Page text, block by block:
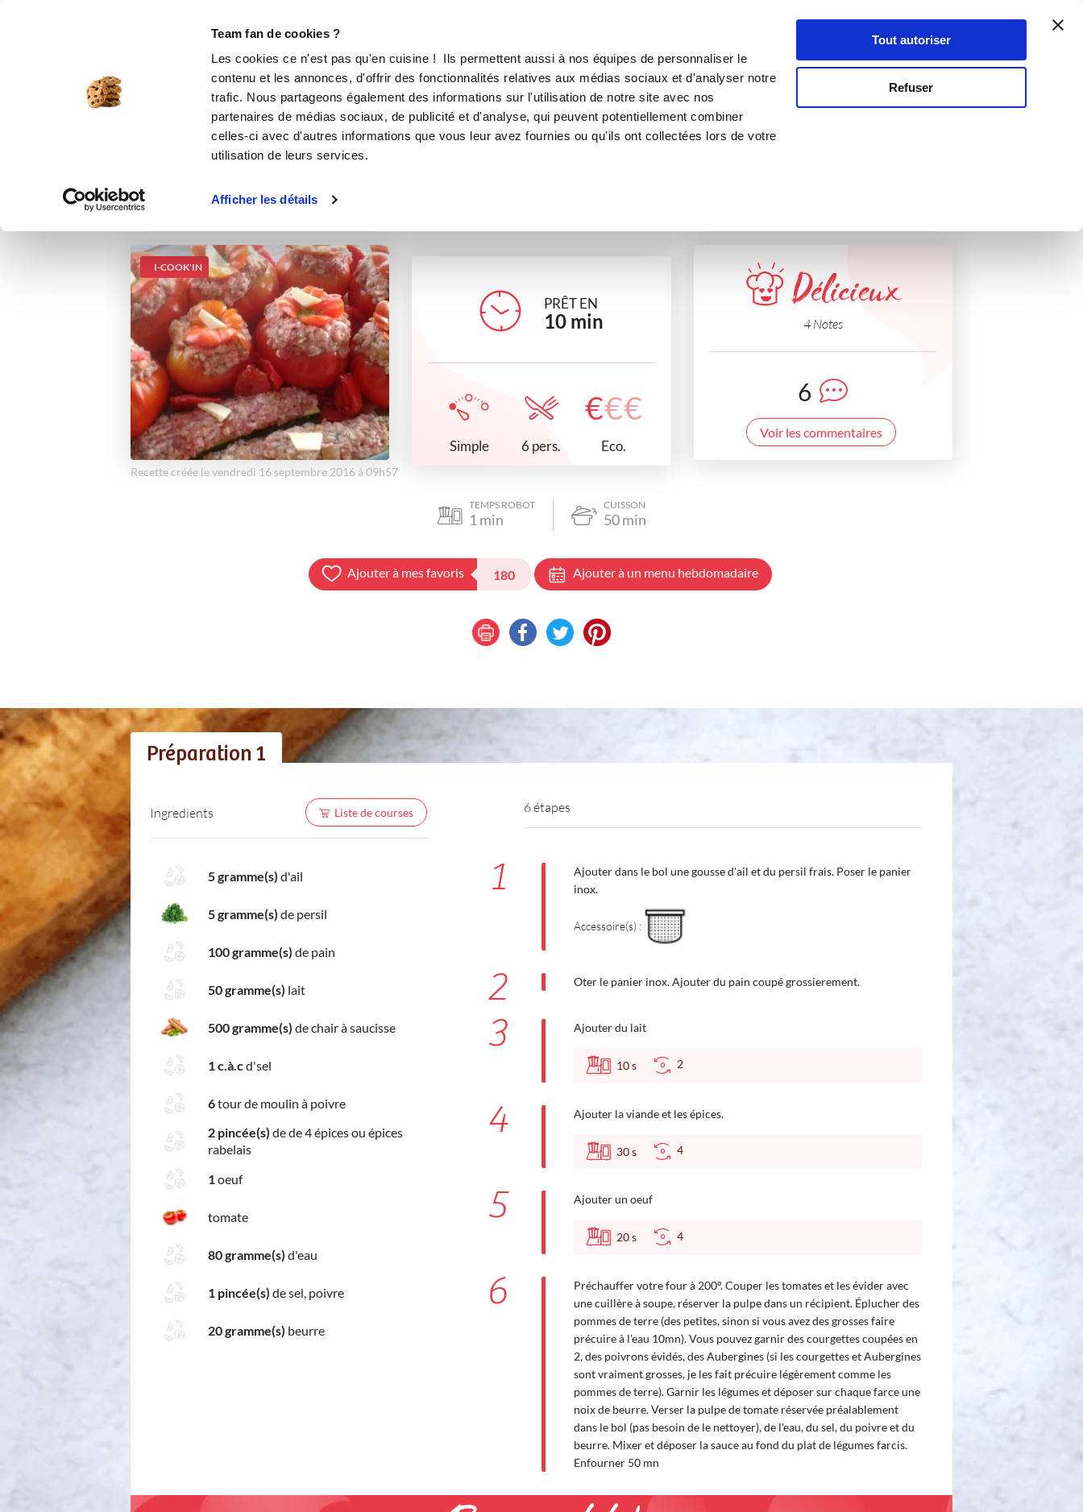
Team fan de cookies ?
Les cookies ce n'est pas qu'en cuisine ! Ils permettent aussi à nos équipes de personnaliser le
contenu et les annonces, d'offrir des fonctionnalités relatives aux médias sociaux et d'analyser notre
trafic. Nous partageons également des informations sur l'utilisation de notre site avec nos
partenaires de médias sociaux, de publicité et d'analyse, qui peuvent potentiellement combiner
celles-ci avec d'autres informations que vous leur avez fournies ou qu'ils ont collectées lors de votre
utilisation de leurs services.
Afficher les détails
Tout autoriser
Refuser
Se connecter
Farce pour légumes
plats
I-COOK'IN
Recette créée le vendredi 16 septembre 2016 à 09h57
PRÊT EN
10 min
Simple 6 pers.
€€€
Eco.
Délicieux
4 Notes
6
Voir les commentaires
TEMPS ROBOT
1 min
CUISSON
50min
Ajouter à mes favoris 180 Ajouter à un menu hebdomadaire
Préparation 1
Ingredients Liste de courses
5 gramme(s) d'ail
5 gramme(s) de persil
100 gramme(s) de pain
50 gramme(s) lait
500 gramme(s) de chair à saucisse
1 c.à.c d'sel
6tour de moulin à poivre
2 pincée(s) de de 4 épices ou épices
rabelais
1 oeuf
tomate
80 gramme(s) d'eau
1 pincée(s) de sel, poivre
20 gramme(s) beurre
6 étapes
1
Ajouter dans le bol une gousse d'ail et du persil frais. Poser le panier
inox.
Accessoire(s) :
2 Oter le panier inox. Ajouter du pain coupé grossierement.
3 Ajouter du lait
10s 2
4 Ajouter la viande et les épices.
30s 4
5 Ajouter un oeuf
20s 4
6
Préchauffer votre four à 200°. Couper les tomates et les évider avec
une cuillère à soupe, réserver la pulpe dans un récipient. Éplucher des
pommes de terre (des petites, sinon si vous avez des grosses faire
précuire à l'eau 10mn). Vous pouvez garnir des courgettes coupées en
2, des poivrons évidés, des Aubergines (si les courgettes et Aubergines
sont vraiment grosses, je les fait précuire légèrement comme les
pommes de terre). Garnir les légumes et déposer sur chaque farce une
noix de beurre. Verser la pulpe de tomate réservée préalablement
dans le bol (pas besoin de le nettoyer), de l'eau, du sel, du poivre et du
beurre. Mixer et déposer la sauce au fond du plat de légumes farcis.
Enfourner 50 mn